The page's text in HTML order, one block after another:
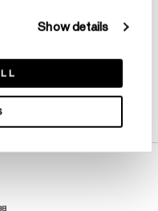
Show details